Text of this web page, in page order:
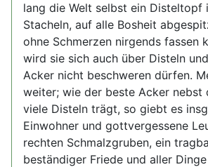
lang die Welt selbst ein
Stacheln, auf alle Bosheit
ohne Schmerzen nirgends fassen
wird sie sich auch über Disteln
Acker nicht beschweren dürfen.
weiter; wie der beste Acker nebst
viele Disteln trägt, so giebt es
Einwohner und gottvergessene
rechten Schmalzgruben, ein
beständiger Friede und aller